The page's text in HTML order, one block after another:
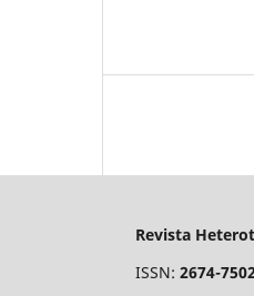
Revista
ISSN: 2674-